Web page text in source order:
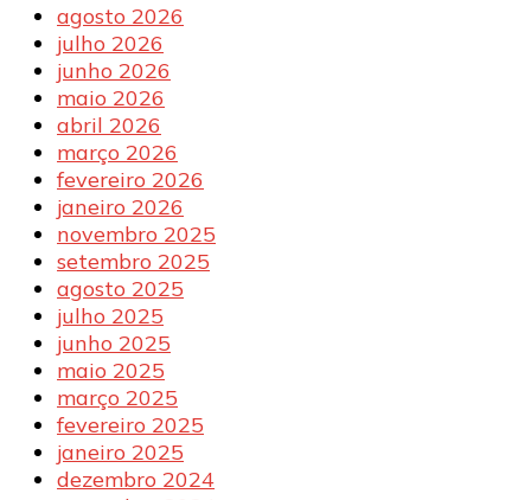
agosto 2026
julho 2026
junho 2026
maio 2026
abril 2026
março 2026
fevereiro 2026
janeiro 2026
novembro 2025
setembro 2025
agosto 2025
julho 2025
junho 2025
maio 2025
março 2025
fevereiro 2025
janeiro 2025
dezembro 2024